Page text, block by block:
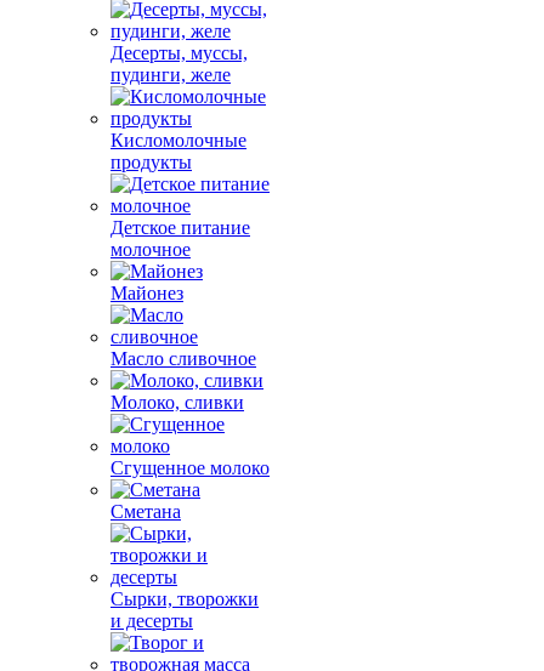
Десерты, муссы,
пудинги, желе
Кисломолочные
продукты
Детское питание
молочное
Майонез
Масло сливочное
Молоко, сливки
Сгущенное молоко
Сметана
Сырки, творожки
и десерты